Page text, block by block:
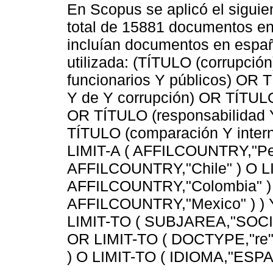
En Scopus se aplicó el
total de 15881 documentos
incluían documentos en
utilizada: (TÍTULO
funcionarios Y públicos) OR
Y de Y corrupción) OR
OR TÍTULO
TÍTULO (comparación Y
LIMIT-A (
AFFILCOUNTRY,"Chile" ) O
AFFILCOUNTRY,"Colombia"
AFFILCOUNTRY,"Mexico" ) )
LIMIT-TO (
OR LIMIT-TO (
) O LIMIT-TO (